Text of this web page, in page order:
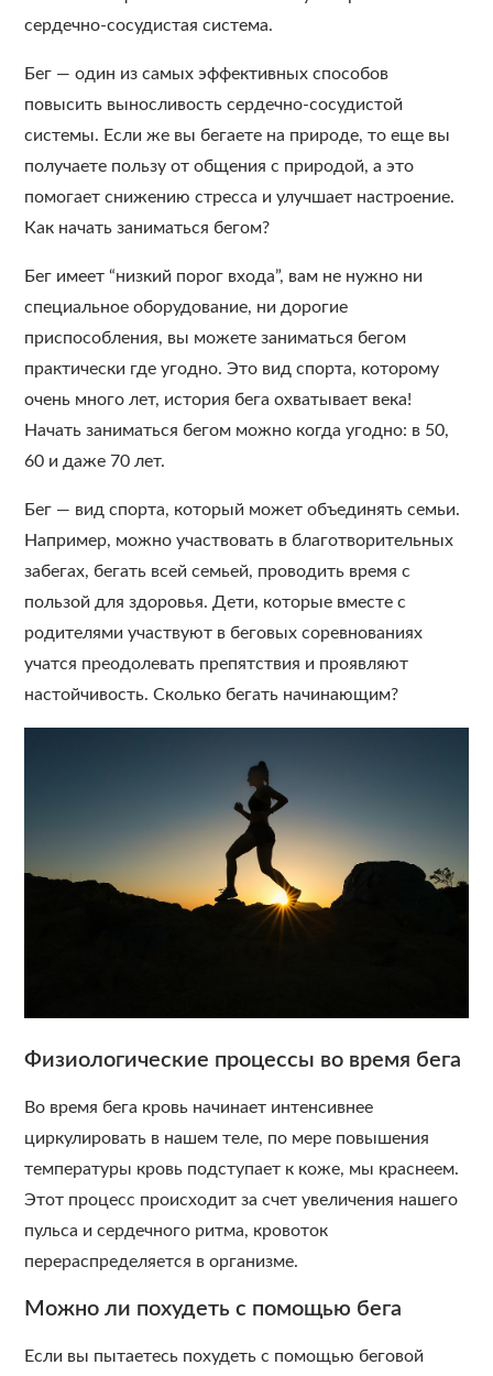
сердечно-сосудистая система.
Бег — один из самых эффективных способов
повысить выносливость сердечно-сосудистой
системы. Если же вы бегаете на природе, то еще вы
получаете пользу от общения с природой, а это
помогает снижению стресса и улучшает настроение.
Как начать заниматься бегом?
Бег имеет “низкий порог входа”, вам не нужно ни
специальное оборудование, ни дорогие
приспособления, вы можете заниматься бегом
практически где угодно. Это вид спорта, которому
очень много лет, история бега охватывает века!
Начать заниматься бегом можно когда угодно: в 50,
60 и даже 70 лет.
Бег — вид спорта, который может объединять семьи.
Например, можно участвовать в благотворительных
забегах, бегать всей семьей, проводить время с
пользой для здоровья. Дети, которые вместе с
родителями участвуют в беговых соревнованиях
учатся преодолевать препятствия и проявляют
настойчивость. Сколько бегать начинающим?
Физиологические процессы во время бега
Во время бега кровь начинает интенсивнее
циркулировать в нашем теле, по мере повышения
температуры кровь подступает к коже, мы краснеем.
Этот процесс происходит за счет увеличения нашего
пульса и сердечного ритма, кровоток
перераспределяется в организме.
Можно ли похудеть с помощью бега
Если вы пытаетесь похудеть с помощью беговой